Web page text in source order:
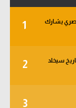
1
32.. والثلاثي المصري يشارك
2
سيخلد
3